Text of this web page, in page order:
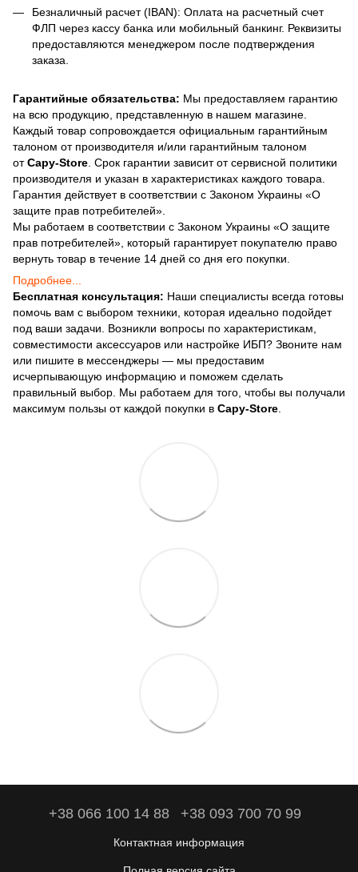
Безналичный расчет (IBAN): Оплата на расчетный счет
ФЛП через кассу банка или мобильный банкинг. Реквизиты
предоставляются менеджером после подтверждения
заказа.
Гарантийные обязательства: Мы предоставляем гарантию
на всю продукцию, представленную в нашем магазине.
Каждый товар сопровождается официальным гарантийным
талоном от производителя и/или гарантийным талоном
отCapy-Store . Срок гарантии зависит от сервисной политики
производителя и указан в характеристиках каждого товара.
Гарантия действует в соответствии с Законом Украины «О
защите прав потребителей».
Мы работаем в соответствии с Законом Украины «О защите
прав потребителей», который гарантирует покупателю право
вернуть товар в течение 14 дней со дня его покупки.
Подробнее...
Бесплатная консультация: Наши специалисты всегда готовы
помочь вам с выбором техники, которая идеально подойдет
под ваши задачи. Возникли вопросы по характеристикам,
совместимости аксессуаров или настройке ИБП? Звоните нам
или пишите в мессенджеры — мы предоставим
исчерпывающую информацию и поможем сделать
правильный выбор. Мы работаем для того, чтобы вы получали
максимум пользы от каждой покупки в Capy-Store
+38 066 100 14 88 +38 093 700 70 99
Контактная информация